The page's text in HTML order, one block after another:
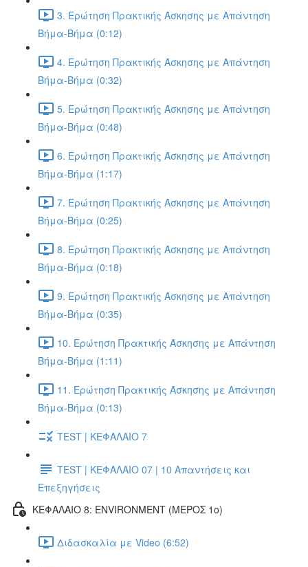
3. Ερώτηση Πρακτικής Άσκησης με Απάντηση
Βήμα-Βήμα (0:12)
4. Ερώτηση Πρακτικής Άσκησης με Απάντηση
Βήμα-Βήμα (0:32)
5. Ερώτηση Πρακτικής Άσκησης με Απάντηση
Βήμα-Βήμα (0:48)
6. Ερώτηση Πρακτικής Άσκησης με Απάντηση
Βήμα-Βήμα (1:17)
7. Ερώτηση Πρακτικής Άσκησης με Απάντηση
Βήμα-Βήμα (0:25)
8. Ερώτηση Πρακτικής Άσκησης με Απάντηση
Βήμα-Βήμα (0:18)
9. Ερώτηση Πρακτικής Άσκησης με Απάντηση
Βήμα-Βήμα (0:35)
10. Ερώτηση Πρακτικής Άσκησης με Απάντηση
Βήμα-Βήμα (1:11)
11. Ερώτηση Πρακτικής Άσκησης με Απάντηση
Βήμα-Βήμα (0:13)
TEST | ΚΕΦΑΛΑΙΟ 7
TEST | ΚΕΦΑΛΑΙΟ 07 | 10 Απαντήσεις και
Επεξηγήσεις
ΚΕΦΑΛΑΙΟ 8: ENVIRONMENT (ΜΕΡΟΣ 1o)
Διδασκαλία με Video (6:52)